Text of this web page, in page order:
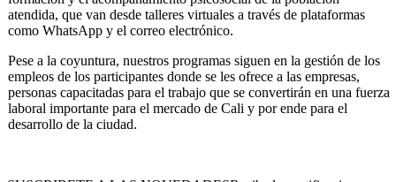
atendida, que van desde talleres virtuales a través de plataformas
como WhatsApp y el correo electrónico.
Pese a la coyuntura, nuestros programas siguen en la gestión de los
empleos de los participantes donde se les ofrece a las empresas,
personas capacitadas para el trabajo que se convertirán en una fuerza
laboral importante para el mercado de Cali y por ende para el
desarrollo de la ciudad.